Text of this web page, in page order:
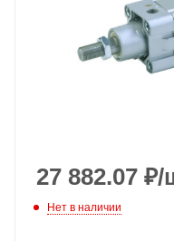
27 882.07 ₽/
Нет в наличии